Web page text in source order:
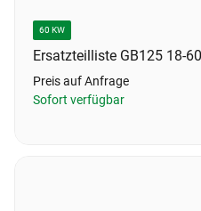
60 KW
Ersatzteilliste GB125 18-
Preis auf Anfrage
Sofort verfügbar